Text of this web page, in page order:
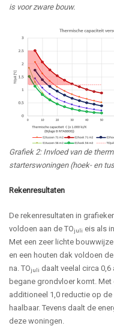
is voor zware bouw.
Grafiek 2: Invloed van de
starterswoningen (hoek- en
Rekenresultaten
De rekenresultaten in
voldoen aan de TOjuli eis als
Met een zeer lichte
en een houten dak voldoen
na. TOjuli daalt veelal circa
begane grondvloer komt.
additioneel 1,0 reductie op
haalbaar. Tevens daalt de
deze woningen.